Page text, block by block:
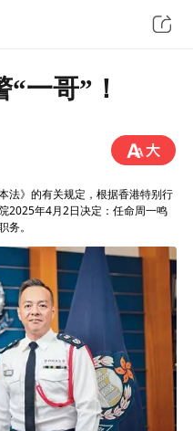
一哥”！
法》的有关规定，根据香港特别行
2025年4月2日决定：任命周一鸣
。